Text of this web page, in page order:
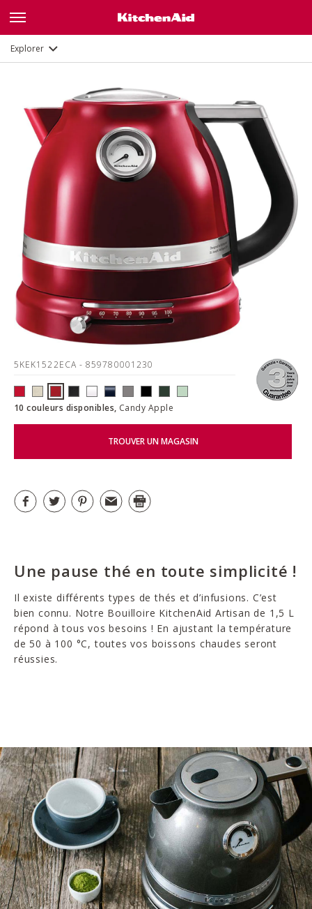
ExplorerGalerie
5KEK1522ECA - 859780001230
10 couleurs disponibles, Candy Apple
TROUVER UN MAGASIN
Une pause thé en toute simplicité !
Il existe différents types de thés et d’infusions. C’est
bien connu. Notre Bouilloire KitchenAid Artisan de 1,5 L
répond à tous vos besoins ! En ajustant la température
de 50 à 100 °C, toutes vos boissons chaudes seront
réussies.